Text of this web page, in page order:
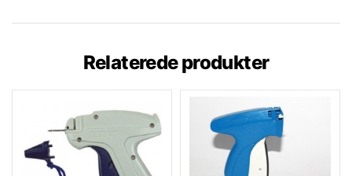
Relaterede produkter